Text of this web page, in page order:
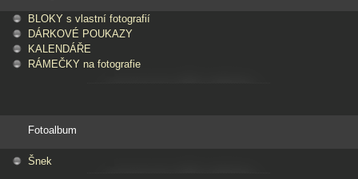
BLOKY s vlastní fotografií
DÁRKOVÉ POUKAZY
KALENDÁŘE
RÁMEČKY na fotografie
Fotoalbum
Šnek